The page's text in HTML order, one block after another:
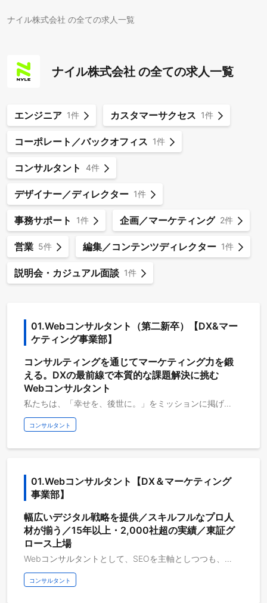
ナイル株式会社 の全ての求人一覧
ナイル株式会社 の全ての求人一覧
エンジニア 1件 カスタマーサクセス 1件
コーポレート／バックオフィス 1件
コンサルタント 4件
デザイナー／ディレクター 1件
事務サポート 1件 企画／マーケティング 2件
営業 5件 編集／コンテンツディレクター 1件
説明会・カジュアル面談 1件
01.Webコンサルタント（第二新卒）【DX&マー
ケティング事業部】
コンサルティングを通じてマーケティング力を鍛
える。DXの最前線で本質的な課題解決に挑む
Webコンサルタント
私たちは、「幸せを、後世に。」をミッションに掲げ、「課題発見力×DX×マーケティング」を武器に、日本の巨大産業を変革する「産業DXカンパニー」です。 本ポジションでは、Webコンサルタントとして企業の事業課題に向き合い、事業成長を支援します。中堅〜大手企業の支援を通じて、本質的な課題発見力と実行力を磨きながら、2,000社以上の実績に裏打ちされたノウハウや、GAI・LLMOなどの先端領域にも触れることができます。 【業務内容】 クライアントの事業成長を目的としたデジタルマーケティング戦略の策定から実行までを幅広く担当していただきます。 ・クライアントのマーケティング課題発見と戦略立案 ・顧客のビジネスモデルや市場環境を理解し、データ（Google Analyticsやヒートマップツールなどを使用）に基づいて現状を分析します ・分析結果から課題仮説を構築し、SEO戦略、コンテンツ戦略、ナーチャリング戦略など、クライアントの事業成果を最大化するための具体的なデジタルマーケティング戦略を立案・提案します ・提案後の施策実行ディレクション ・立案した戦略に基づき、Webサイトの構造設計や画面設計、SEO内部施策の具体的な改善案を作成します ・社内外の関連チームと連携し、プロジェクトが円滑に進行するようディレクション業務を行います ・早期から事業成長に向き合える裁量ある環境 年次に関わらず、コンサルタントとしてフロントに立ち、クライアントの事業に深く関与します。自身の提案や実行が成果に直結する、手触り感のある経験を通じて、ビジネスの総合力を磨けます。 ・AI時代を見据えた最先端マーケティング GAI活用やLLMO（大規模言語モデル最適化）など、業界を先行する取り組みに挑戦。変化の激しいWeb業界でも通用する、本質的かつ先端的なスキルを身につけられます。 ・2,000社超の支援実績と広がるキャリア 大手からスタートアップまで多様なDX・マーケ支援実績があり、幅広い経験を積めます。将来はコンサルの専門性深化に加え、自社マーケターやBizDev、新規事業への挑戦も可能です。 ・成長意欲に応える支援制度とカルチャー 学習支援制度や異動制度、経営会議参加など、社員一人ひとりの成長を本気で後押しする文化があります。 【募集背景】 受注増加および事業拡大に伴う増員募集です。会社の将来を担うポテンシャル層の採用を強化することで、組織全体の活性化を目指しています。
コンサルタント
01.Webコンサルタント【DX＆マーケティング
事業部】
幅広いデジタル戦略を提供／スキルフルなプロ人
材が揃う／15年以上・2,000社超の実績／東証グ
ロース上場
Webコンサルタントとして、SEOを主軸としつつも、コンテンツマーケティング、サイト改善、LLMO（AI検索対策）、AI活用支援など幅広い施策を用いて、お客様の事業成長にコミットしていただきます。生成AIの台頭で検索のあり方自体が変化する中、変化の先頭に立つ事業成長パートナーであり続けることを目指しています。 コンサルタントは専任営業が獲得した既存顧客への深耕支援に専念。新規顧客開拓はなく、顧客との関係を継続的に強化しながら、新たな提案を通じてアカウントを拡大し続ける、本質的なマーケティング業務に集中できる環境です。 ナイルは自社で10以上のメディアを運営しており、そこで培ったSEO・コンテンツマーケティング等のノウハウや、自社の自動車産業向けDXサービスを通じて開発したマーケティング知見を活用し、付加価値の高いサービスをクライアントへ提供しています。 【業務内容】 （1）マーケティング課題の発見と戦略立案 ・顧客ビジネスモデルの理解 ・Google Analytics、ヒートマップなどを用いた分析、課題抽出 ・デジタルマーケティング全般の戦略設計・提案 （2）課題解決施策の実行支援 ・Web担当者へのディレクション、サイト構造設計・画面設計、SEO/LLMO内部施策など （3）効果測定と継続的な提案 ・KPI達成度の確認、施策の効果レビュー ・アカウント拡大に向けた、新たな改善提案の実施 【ナイルで働く魅力】 ・サービス開始から15年以上、累計2,000社超の支援で培った豊富なノウハウを学べる ・充実した入社時研修とOJTで、未経験者でもスピーディーにスキルアップが可能 ・生成AIの活用も全社で取り組み、利用する社員への経費補助も充実 ・新規商材の開発にも経験年数関わらず携わることができる 【キャリアパス】 マネージャー／新規サービスの立ち上げ／セールス／インハウスマーケターなど、様々なキャリアを描くことが可能。ナイルならではの「フミダス（異動希望を100％叶える制度＆公募異動制度）」など、挑戦を後押しする環境が整っています。 ▼参考記事 ・https://r-blog.nyle.co.jp/archives/2023/10/02/consultant-qa/ ・https://r-blog.nyle.co.jp/archives/2021/08/18/dgm-consultant-mikeiken/ ・https://r-blog.nyle.co.jp/archives/2021/07/13/dgm-consultant-keikensha/ その他の参考情報はこちら↓ https://nyle-recruit.notion.site/Infomation-Book-for-Web-85a9c17a523f4e7e8bcc4aac4379c80d
コンサルタント